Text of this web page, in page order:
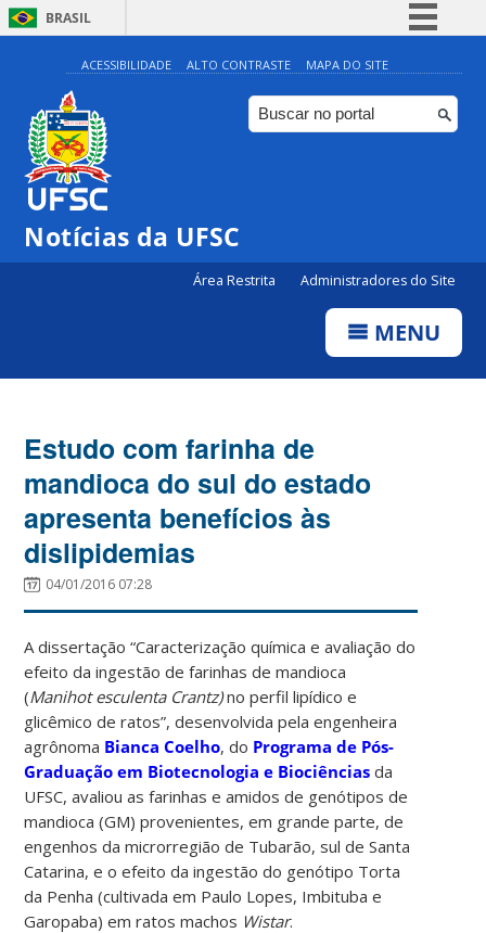
BRASIL
Simplifique!
Comunica BR
Participe
ACESSIBILIDADE ALTO CONTRASTE MAPA DO SITE
Notícias da UFSC
Área Restrita Administradores do Site
MENU
Estudo com farinha de
mandioca do sul do estado
apresenta benefícios às
dislipidemias
04/01/2016 07:28
A dissertação “Caracterização química e avaliação do
efeito da ingestão de farinhas de mandioca
(Manihot esculenta Crantz)no perfil lipídico e
glicêmico de ratos”, desenvolvida pela engenheira
agrônoma Bianca Coelho, do Programa de Pós-
Graduação em Biotecnologia e Biociências da
UFSC, avaliou as farinhas e amidos de genótipos de
mandioca (GM) provenientes, em grande parte, de
engenhos da microrregião de Tubarão, sul de Santa
Catarina, e o efeito da ingestão do genótipo Torta
da Penha (cultivada em Paulo Lopes, Imbituba e
Garopaba) em ratos machos Wistar.